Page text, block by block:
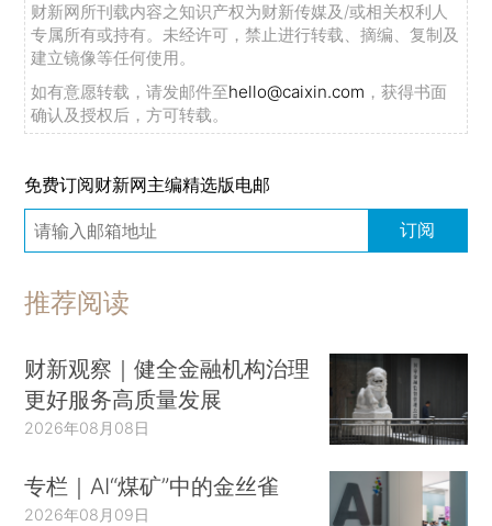
财新网所刊载内容之知识产权为财新传媒及/或相关权利人
专属所有或持有。未经许可，禁止进行转载、摘编、复制及
建立镜像等任何使用。
如有意愿转载，请发邮件至hello@caixin.com ，获得书面
确认及授权后，方可转载。
免费订阅财新网主编精选版电邮
订阅
推荐阅读
财新观察｜健全金融机构治理
更好服务高质量发展
2026年08月08日
专栏｜AI“煤矿”中的金丝雀
2026年08月09日